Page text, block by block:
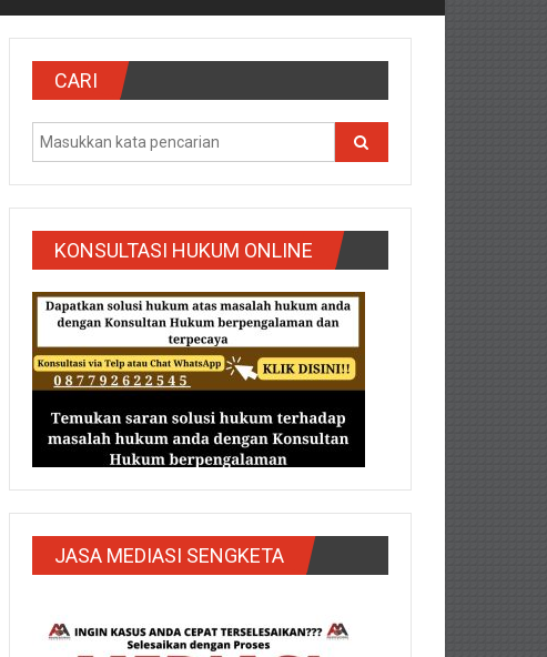
Purbalingga/Rembang/Sragen/Tegal/Wonogiri/
CARI
KONSULTASI HUKUM ONLINE
JASA MEDIASI SENGKETA